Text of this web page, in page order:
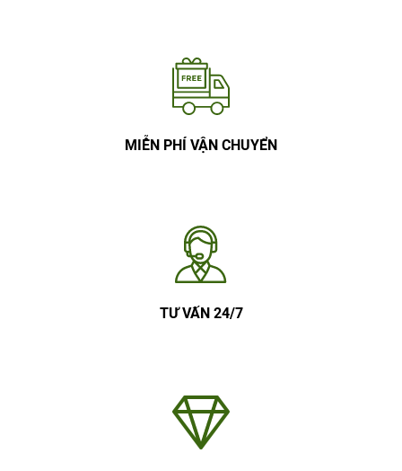
MIỄN PHÍ VẬN CHUYỂN
TƯ VẤN 24/7